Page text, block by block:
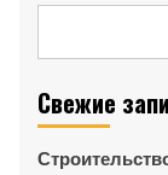
Свежие